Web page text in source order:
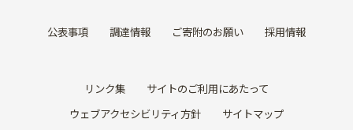
公表事項 調達情報 ご寄附のお願い 採用情報
リンク集
サイトのご利用にあたって
ウェブアクセシビリティ方針
サイトマップ